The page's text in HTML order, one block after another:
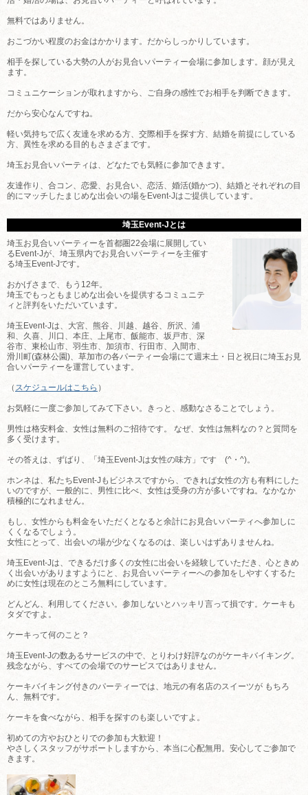
無料ではありません。
おこづかい程度のお金はかかります。だからしっかりしています。
相手を探している大勢の人がお見合いパーティー会場に参加します。顔が見え
ます。
コミュニケーションが取れますから、ご自身の感性でお相手を判断できます。
だから安心なんですね。
軽い気持ちで広く友達を求める方、交際相手を探す方、結婚を前提にしている
方、異性を求める目的もさまざまです。
埼玉お見合いパーティは、どなたでも気軽に参加できます。
友達作り、合コン、恋愛、お見合い、恋活、婚活(婚かつ)、結婚とそれぞれの目
的にマッチしたまじめな出会いの場をEvent-Jはご提供しています。
埼玉Event-Jとは
埼玉お見合いパーティーを首都圏22会場に展開してい
るEvent-Jが、埼玉県内でお見合いパーティーを主催す
る埼玉Event-Jです。
おかげさまで、もう12年。
埼玉でもっともまじめな出会いを提供するコミュニテ
ィと評判をいただいています。
埼玉Event-Jは、大宮、熊谷、川越、越谷、所沢、浦
和、久喜、川口、本庄、上尾市、飯能市、坂戸市、深
谷市、東松山市、羽生市、加須市、行田市、入間市、
滑川町(森林公園)、草加市の各パーティー会場にて週末土・日と祝日に埼玉お見
合いパーティーを運営しています。
（ スケジュールはこちら ）
お気軽に一度ご参加してみて下さい。きっと、感動なさることでしょう。
男性は格安料金、女性は無料のご招待です。 なぜ、女性は無料なの？と質問を
多く受けます。
その答えは、ずばり、「埼玉Event-Jは女性の味方」です (^・^)。
ホンネは、私たちEvent-Jもビジネスですから、できれば女性の方も有料にした
いのですが、一般的に、男性に比べ、女性は受身の方が多いですね。なかなか
積極的になれません。
もし、女性からも料金をいただくとなると余計にお見合いパーティへ参加しに
くくなるでしょう。
女性にとって、出会いの場が少なくなるのは、楽しいはずありませんね。
埼玉Event-Jは、できるだけ多くの女性に出会いを経験していただき、心ときめ
く出会いがありますようにと、お見合いパーティーへの参加をしやすくするた
めに女性は現在のところ無料にしています。
どんどん、利用してください。参加しないとハッキリ言って損です。ケーキも
タダですよ。
ケーキって何のこと？
埼玉Event-Jの数あるサービスの中で、とりわけ好評なのがケーキバイキング。
残念ながら、すべての会場でのサービスではありません。
ケーキバイキング付きのパーティーでは、地元の有名店のスイーツが もちろ
ん、無料です。
ケーキを食べながら、相手を探すのも楽しいですよ。
初めての方やおひとりでの参加も大歓迎！
やさしくスタッフがサポートしますから、本当に心配無用。安心してご参加で
きます。